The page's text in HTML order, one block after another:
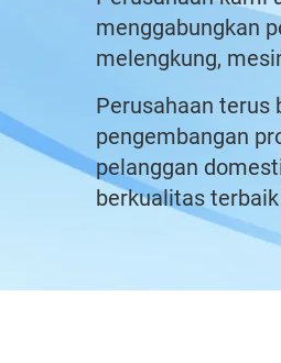
menggabungkan
melengkung,
Perusahaan terus
pengembangan
pelanggan
berkualitas